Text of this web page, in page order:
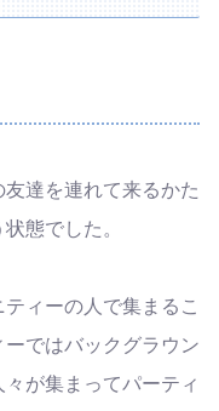
達を連れて来るかた
態でした。
ィーの人で集まるこ
ではバックグラウン
が集まってパーティ